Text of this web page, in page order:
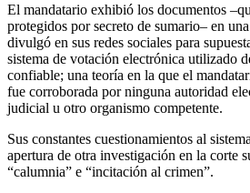
El mandatario exhibió los documentos
protegidos por secreto de sumario– en
divulgó en sus redes sociales para
sistema de votación electrónica utilizado
confiable; una teoría en la que el
fue corroborada por ninguna autoridad
judicial u otro organismo competente.
Sus constantes cuestionamientos al
apertura de otra investigación en la corte
“calumnia” e “incitación al crimen”.